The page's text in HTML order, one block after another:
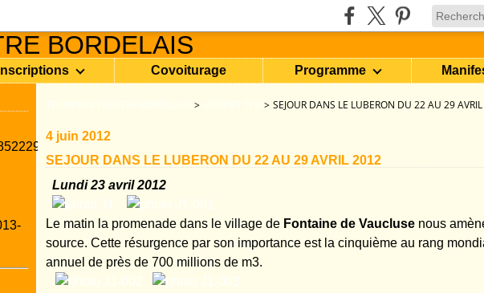
Inscriptions Covoiturage Programme
TOURING PEDESTRE BORDELAIS > SORTIES TPB > SEJOUR DANS LE LUBERON DU 22 AU 29
4 juin 2012
SEJOUR DANS LE LUBERON DU 22 AU 29 AVRIL 2012
Lundi 23 avril 2012
Le matin la promenade dans le village de Fontaine de Vaucluse nous
source. Cette résurgence par son importance est la cinquième au rang
annuel de près de 700 millions de m3.